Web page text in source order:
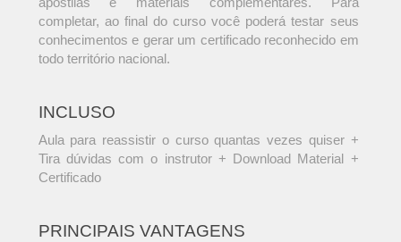
completar, ao final do curso você poderá testar seus
conhecimentos e gerar um certificado reconhecido em
todo território nacional.
INCLUSO
Aula para reassistir o curso quantas vezes quiser +
Tira dúvidas com o instrutor + Download Material +
Certificado
PRINCIPAIS VANTAGENS